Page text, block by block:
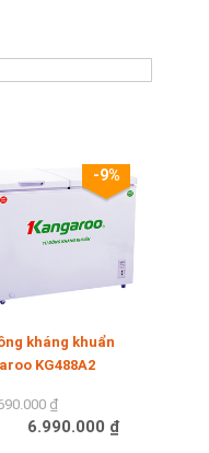
-9%
kháng khuẩn
KG488A2
₫
6.990.000 ₫